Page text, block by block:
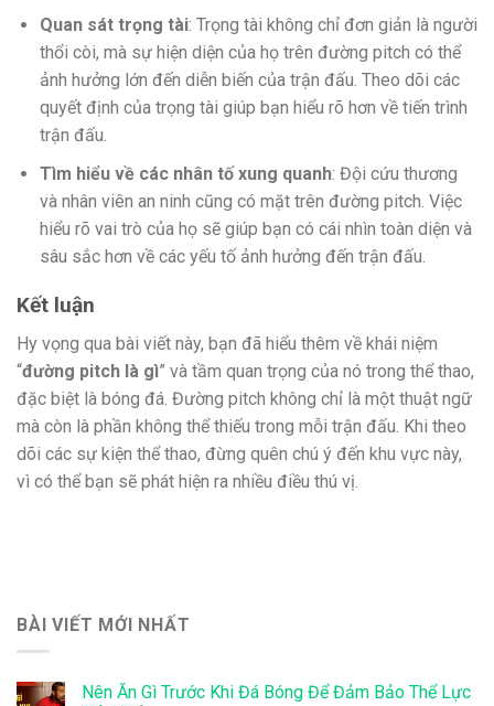
Quan sát trọng tài: Trọng tài không chỉ đơn giản là người
thổi còi, mà sự hiện diện của họ trên đường pitch có thể
ảnh hưởng lớn đến diễn biến của trận đấu. Theo dõi các
quyết định của trọng tài giúp bạn hiểu rõ hơn về tiến trình
trận đấu.
Tìm hiểu về các nhân tố xung quanh: Đội cứu thương
và nhân viên an ninh cũng có mặt trên đường pitch. Việc
hiểu rõ vai trò của họ sẽ giúp bạn có cái nhìn toàn diện và
sâu sắc hơn về các yếu tố ảnh hưởng đến trận đấu.
Kết luận
Hy vọng qua bài viết này, bạn đã hiểu thêm về khái niệm
“đường pitch là gì” và tầm quan trọng của nó trong thể thao,
đặc biệt là bóng đá. Đường pitch không chỉ là một thuật ngữ
mà còn là phần không thể thiếu trong mỗi trận đấu. Khi theo
dõi các sự kiện thể thao, đừng quên chú ý đến khu vực này,
vì có thể bạn sẽ phát hiện ra nhiều điều thú vị.
BÀI VIẾT MỚI NHẤT
Nên Ăn Gì Trước Khi Đá Bóng Để Đảm Bảo Thể Lực